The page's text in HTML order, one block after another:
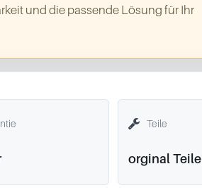
und die passende Lösung für Ihr
Teile
orginal Teile